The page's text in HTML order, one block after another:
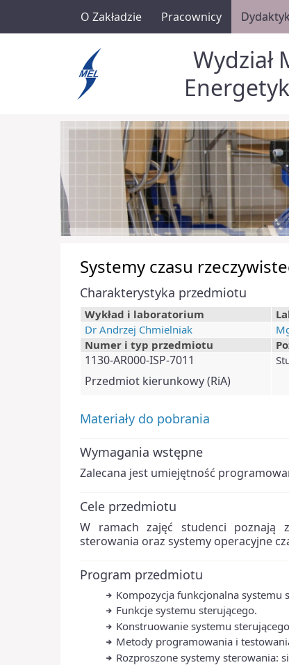
O Zakładzie Pracownicy
Wydział
Systemy czasu
Charakterystyka przedmiotu
Wykład i laboratorium
Dr Andrzej Chmielniak
Numer i typ przedmiotu
1130-AR000-ISP-7011
Przedmiot kierunkowy (RiA)
Materiały do pobrania
Wymagania wstępne
Zalecana jest umiejętność
Cele przedmiotu
W ramach zajęć studenci poznają
sterowania oraz systemy operacyjne
Program przedmiotu
Kompozycja funkcjonalna
Funkcje systemu sterującego.
Konstruowanie systemu
Metody programowania i
Rozproszone systemy sterowania: